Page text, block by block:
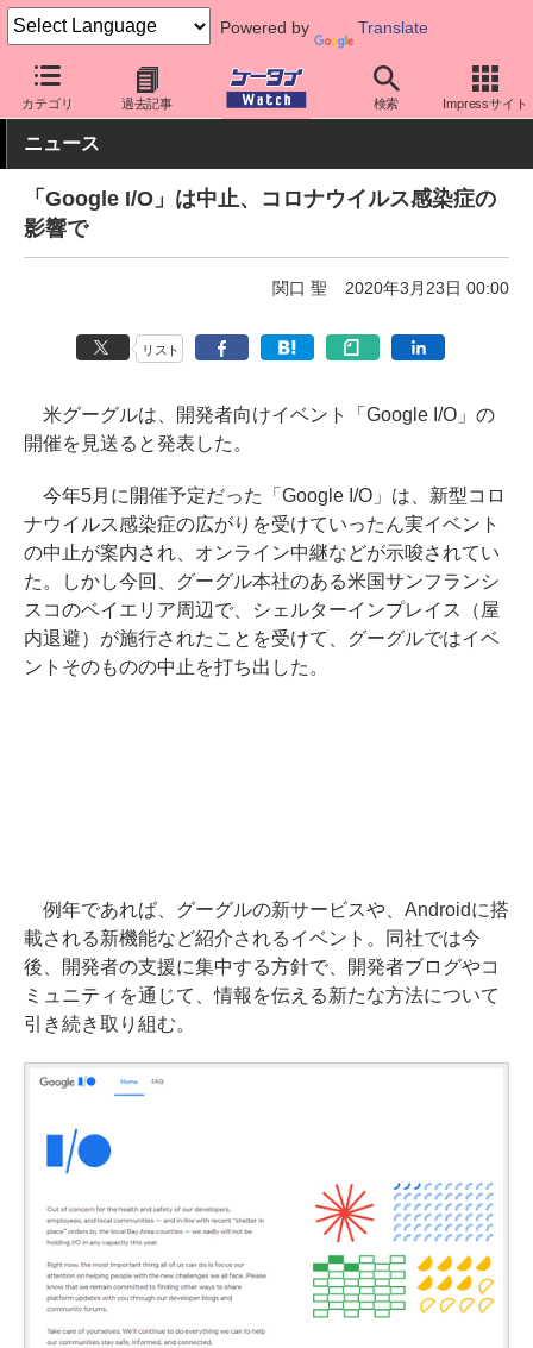
Powered by Translate
カテゴリ 過去記事 検索 Impressサイト
ケータイ Watch 業界動向 Google
ニュース
「Google I/O」は中止、コロナウイルス感染症の
影響で
関口 聖 2020年3月23日 00:00
リスト
米グーグルは、開発者向けイベント「Google I/O」の
開催を見送ると発表した。
今年5月に開催予定だった「Google I/O」は、新型コロ
ナウイルス感染症の広がりを受けていったん実イベント
の中止が案内され、オンライン中継などが示唆されてい
た。しかし今回、グーグル本社のある米国サンフランシ
スコのベイエリア周辺で、シェルターインプレイス（屋
内退避）が施行されたことを受けて、グーグルではイベ
ントそのものの中止を打ち出した。
例年であれば、グーグルの新サービスや、Androidに搭
載される新機能など紹介されるイベント。同社では今
後、開発者の支援に集中する方針で、開発者ブログやコ
ミュニティを通じて、情報を伝える新たな方法について
引き続き取り組む。